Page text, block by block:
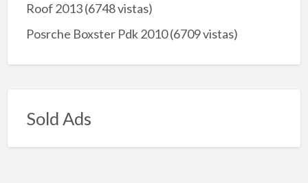
Roof 2013(6748 vistas)
Posrche Boxster Pdk 2010(6709 vistas)
Sold Ads